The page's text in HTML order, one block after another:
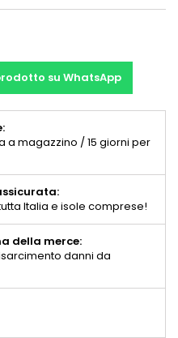
su WhatsApp
a magazzino / 15 giorni per
Italia e isole comprese!
della merce:
danni da